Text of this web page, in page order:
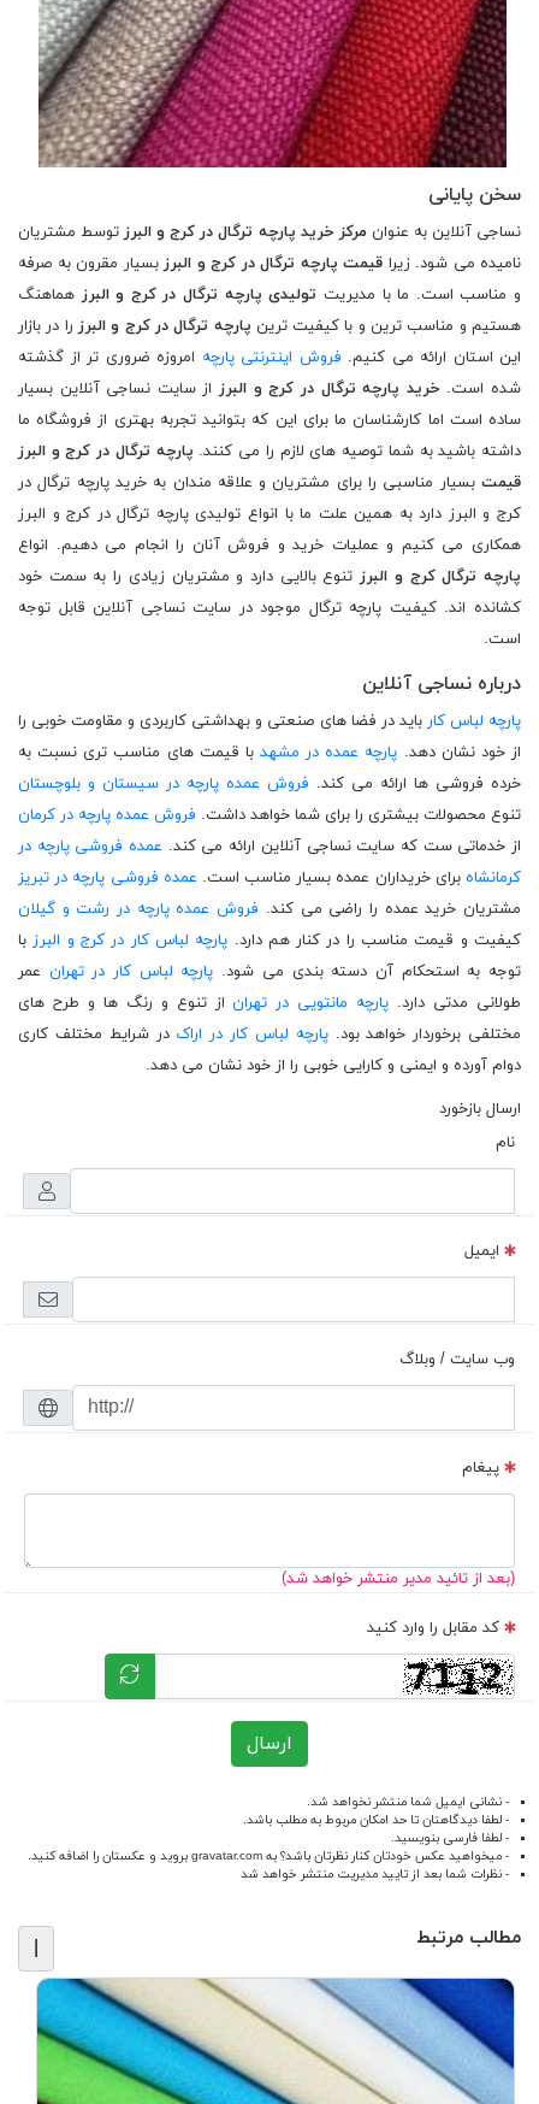
سخن پایانی
نساجی آنلاین به عنوان مرکز خرید پارچه ترگال در کرج و البرزتوسط مشتریان
نامیده می شود. زیرا قیمت پارچه ترگال در کرج و البرز بسیار مقرون به صرفه
و مناسب است. ما با مدیریت تولیدی پارچه ترگال در کرج و البرز هماهنگ
هستیم و مناسب ترین و با کیفیت ترین پارچه ترگال در کرج و البرز را در بازار
این استان ارائه می کنیم. فروش اینترنتی پارچه امروزه ضروری تر از گذشته
شده است. خرید پارچه ترگال در کرج و البرزاز سایت نساجی آنلاین بسیار
ساده است اما کارشناسان ما برای این که بتوانید تجربه بهتری از فروشگاه ما
داشته باشید به شما توصیه های لازم را می کنند. پارچه ترگال در کرج و البرز
قیمت بسیار مناسبی را برای مشتریان و علاقه مندان به خرید پارچه ترگال در
کرج و البرز دارد به همین علت ما با انواع تولیدی پارچه ترگال در کرج و البرز
همکاری می کنیم و عملیات خرید و فروش آنان را انجام می دهیم. انواع
پارچه ترگال کرج و البرزتنوع بالایی دارد و مشتریان زیادی را به سمت خود
کشانده اند. کیفیت پارچه ترگال موجود در سایت نساجی آنلاین قابل توجه
است.
درباره نساجی آنلاین
پارچه لباس کار باید در فضا های صنعتی و بهداشتی کاربردی و مقاومت خوبی را
از خود نشان دهد. پارچه عمده در مشهد با قیمت های مناسب تری نسبت به
خرده فروشی ها ارائه می کند. فروش عمده پارچه در سیستان و بلوچستان
تنوع محصولات بیشتری را برای شما خواهد داشت. فروش عمده پارچه در کرمان
از خدماتی ست که سایت نساجی آنلاین ارائه می کند. عمده فروشی پارچه در
کرمانشاه برای خریداران عمده بسیار مناسب است. عمده فروشی پارچه در تبریز
مشتریان خرید عمده را راضی می کند. فروش عمده پارچه در رشت و گیلان
کیفیت و قیمت مناسب را در کنار هم دارد. پارچه لباس کار در کرج و البرز با
توجه به استحکام آن دسته بندی می شود. پارچه لباس کار در تهران عمر
طولانی مدتی دارد. پارچه مانتویی در تهراناز تنوع و رنگ ها و طرح های
مختلفی برخوردار خواهد بود.پارچه لباس کار در اراک در شرایط مختلف کاری
دوام آورده و ایمنی و کارایی خوبی را از خود نشان می دهد.
ارسال بازخورد
نام
ایمیل
وب سایت / وبلاگ
پیغام
(بعد از تائید مدیر منتشر خواهد شد)
کد مقابل را وارد کنید
ارسال
- نشانی ایمیل شما منتشر نخواهد شد.
- لطفا دیدگاهتان تا حد امکان مربوط به مطلب باشد.
- لطفا فارسی بنویسید.
- میخواهید عکس خودتان کنار نظرتان باشد؟ به gravatar.com بروید و عکستان را اضافه کنید.
- نظرات شما بعد از تایید مدیریت منتشر خواهد شد
مطالب مرتبط